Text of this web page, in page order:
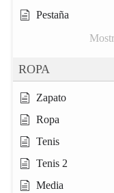
Pestaña
ROPA
Zapato
Ropa
Tenis
Tenis 2
Media